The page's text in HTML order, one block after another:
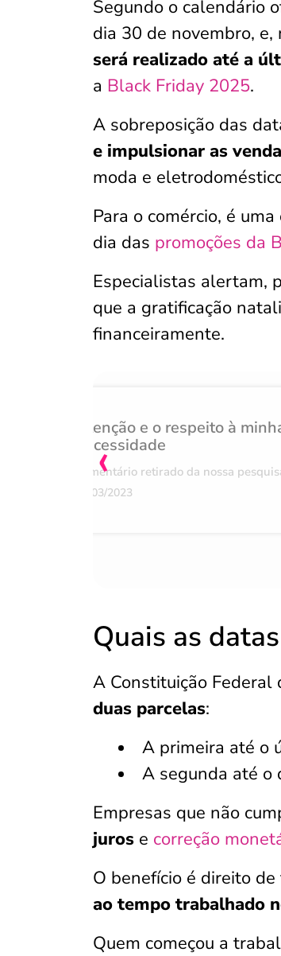
Segundo o calendário
dia 30 de novembro,
será realizado até a
a Black Friday 2025.
A sobreposição das
e impulsionar as
moda e
Para o comércio, é
dia das promoções da
Especialistas alertam,
que a gratificação
financeiramente.
Atenção e o respeito à
necessidade
Comentário retirado da nossa
07/03/2023
‹
Quais as
A Constituição Federal
duas parcelas:
A primeira até o
A segunda até o
Empresas que não
juros e correção
O benefício é direito
ao tempo trabalhado
Quem começou a